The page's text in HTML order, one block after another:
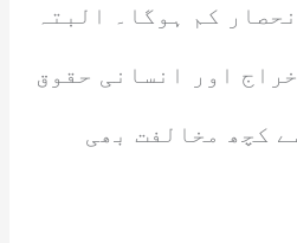
کم ہوگا۔ البتہ
اور انسانی حقوق
کچھ مخالفت بھی